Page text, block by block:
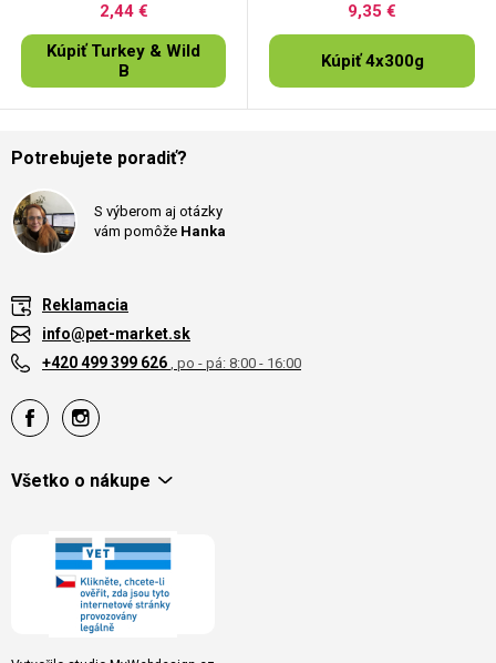
2,44 €
Kúpiť Turkey & Wild
B
9,35 €
Kúpiť 4x300g
Potrebujete poradiť?
S výberom aj otázky
vám pomôže Hanka
Reklamacia
info@pet-market.sk
+420 499 399 626 , po - pá: 8:00 - 16:00
Všetko o nákupe